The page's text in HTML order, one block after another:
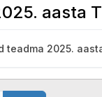
aasta
teadma 2025.